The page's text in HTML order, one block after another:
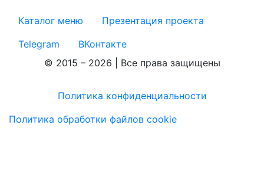
Каталог меню
Презентация проекта
Telegram
ВКонтакте
© 2015 – 2026 | Все права защищены
Политика конфиденциальности
Политика обработки файлов cookie